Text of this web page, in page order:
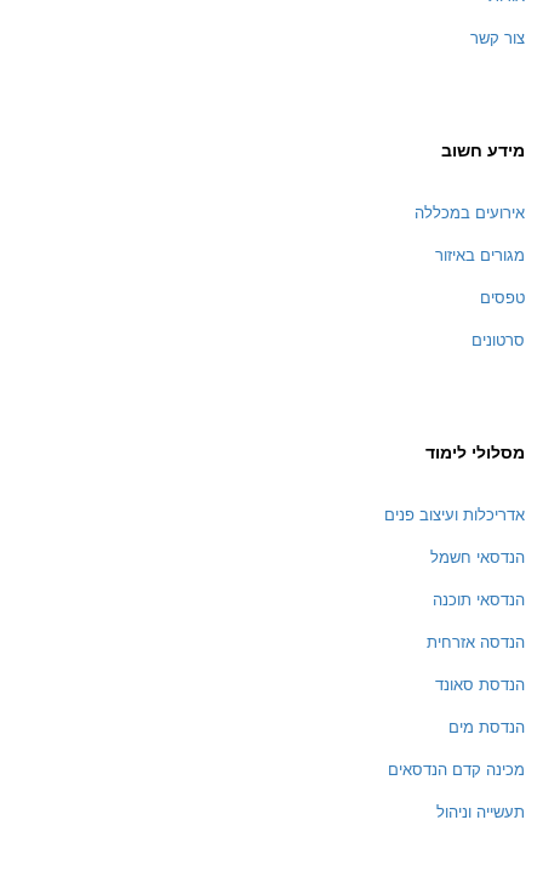
צור קשר
מידע חשוב
אירועים במכללה
מגורים באיזור
טפסים
סרטונים
מסלולי לימוד
אדריכלות ועיצוב פנים
הנדסאי חשמל
הנדסאי תוכנה
הנדסה אזרחית
הנדסת סאונד
הנדסת מים
מכינה קדם הנדסאים
תעשייה וניהול